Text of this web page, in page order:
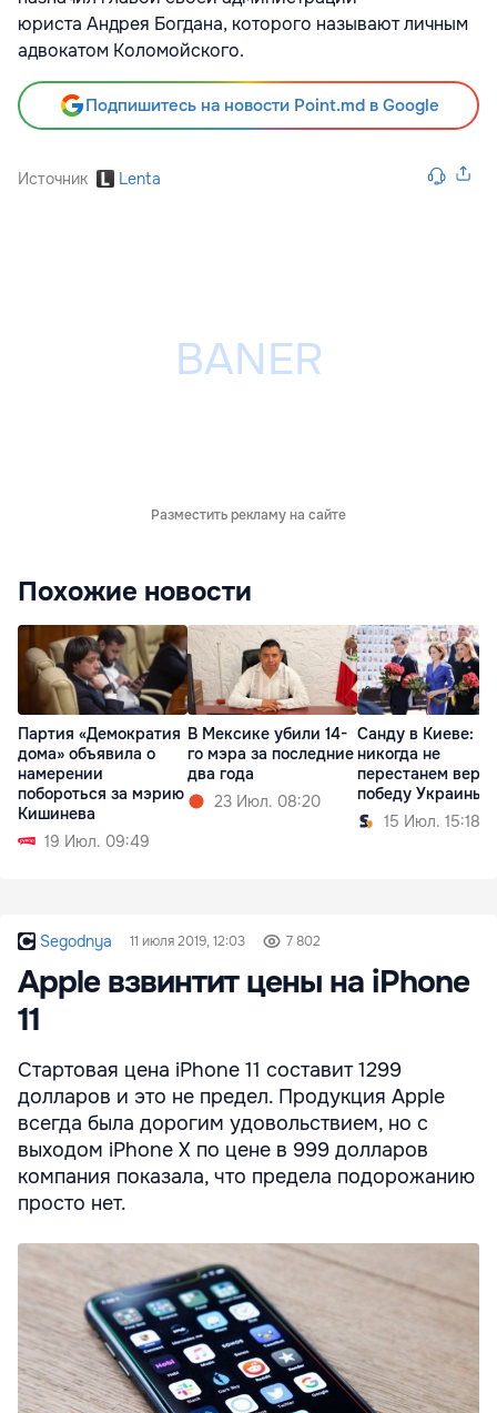
юриста Андрея Богдана, которого называют личным
адвокатом Коломойского.
Подпишитесь на новости Point.md в Google
Источник Lenta
Разместить рекламу на сайте
Похожие новости
Партия «Демократия
дома» объявила о
намерении
побороться за мэрию
Кишинева
19 Июл. 09:49
В Мексике убили 14-
го мэра за последние
два года
23 Июл. 08:20
Санду в Киеве:
никогда не
перестанем
победу Украины
15 Июл. 15:18
Segodnya 11 июля 2019, 12:03 7 802
Apple взвинтит цены на iPhone
11
Стартовая цена iPhone 11 составит 1299
долларов и это не предел. Продукция Apple
всегда была дорогим удовольствием, но с
выходом iPhone X по цене в 999 долларов
компания показала, что предела подорожанию
просто нет.